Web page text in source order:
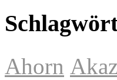
Ahorn